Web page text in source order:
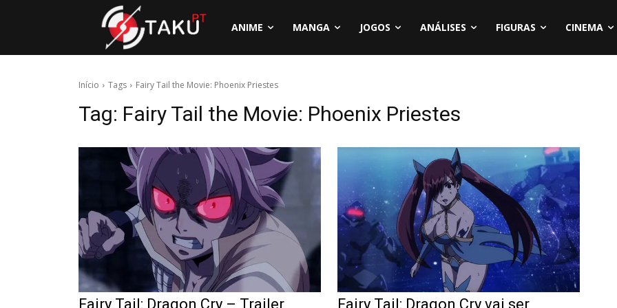
ANIME MANGA JOGOS ANÁLISES FIGURAS CINEMA
Início Tags Fairy Tail the Movie: Phoenix Priestes
Tag: Fairy Tail the Movie: Phoenix Priestes
Fairy Tail: Dragon Cry – Trailer
Fairy Tail: Dragon Cry vai ser